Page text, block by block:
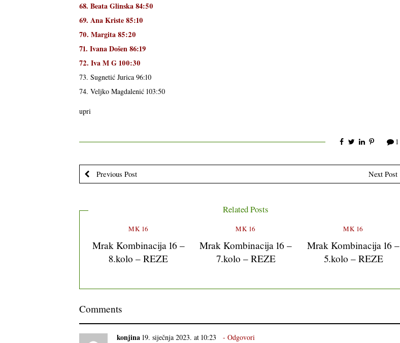
68. Beata Glinska 84:50
69. Ana Kriste 85:10
70. Margita 85:20
71. Ivana Došen 86:19
72. Iva M G 100:30
73. Sugnetić Jurica 96:10
74. Veljko Magdalenić 103:50
upri
1
Previous Post Next Post
Related Posts
MK 16
Mrak Kombinacija 16 –
8.kolo – REZE
MK 16
Mrak Kombinacija 16 –
7.kolo – REZE
MK 16
Mrak Kombinacija 16 –
5.kolo – REZE
Comments
konjina 19. siječnja 2023. at 10:23 Odgovori